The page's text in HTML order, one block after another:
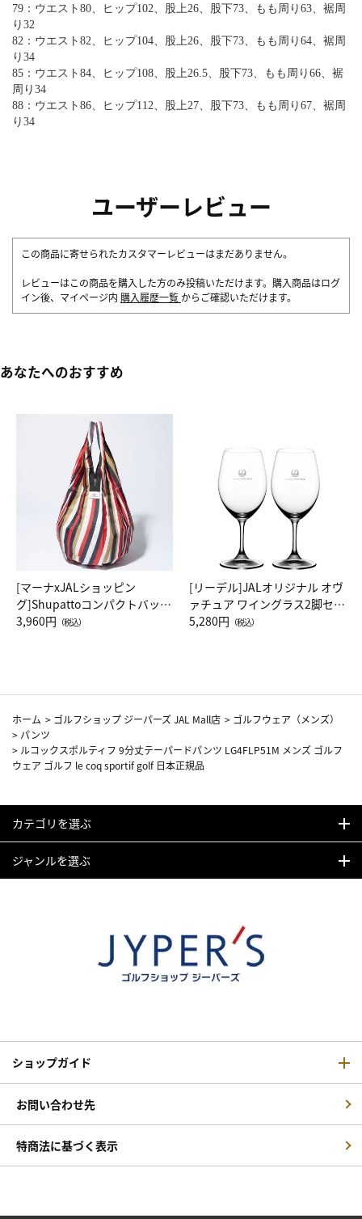
79：ウエスト80、ヒップ102、股上26、股下73、もも周り63、裾周
り32
82：ウエスト82、ヒップ104、股上26、股下73、もも周り64、裾周
り34
85：ウエスト84、ヒップ108、股上26.5、股下73、もも周り66、裾
周り34
88：ウエスト86、ヒップ112、股上27、股下73、もも周り67、裾周
り34
ユーザーレビュー
この商品に寄せられたカスタマーレビューはまだありません。
レビューはこの商品を購入した方のみ投稿いただけます。購入商品はログ
イン後、マイページ内 購入履歴一覧 からご確認いただけます。
あなたへのおすすめ
[マーナxJALショッピン
グ]Shupattoコンパクトバッグ
Drop JAL客室乗務員（LC）ス
3,960円 （税込）
[リーデル]JALオリジナル オヴ
ァチュア ワイングラス2脚セッ
ト（レッドワイン）
5,280円 （税込）
ホーム > ゴルフショップ ジーパーズ JAL Mall店 > ゴルフウェア（メンズ）
> パンツ
> ルコックスポルティフ 9分丈テーパードパンツ LG4FLP51M メンズ ゴルフ
ウェア ゴルフ le coq sportif golf 日本正規品
カテゴリを選ぶ
ジャンルを選ぶ
ショップガイド
お問い合わせ先
特商法に基づく表示